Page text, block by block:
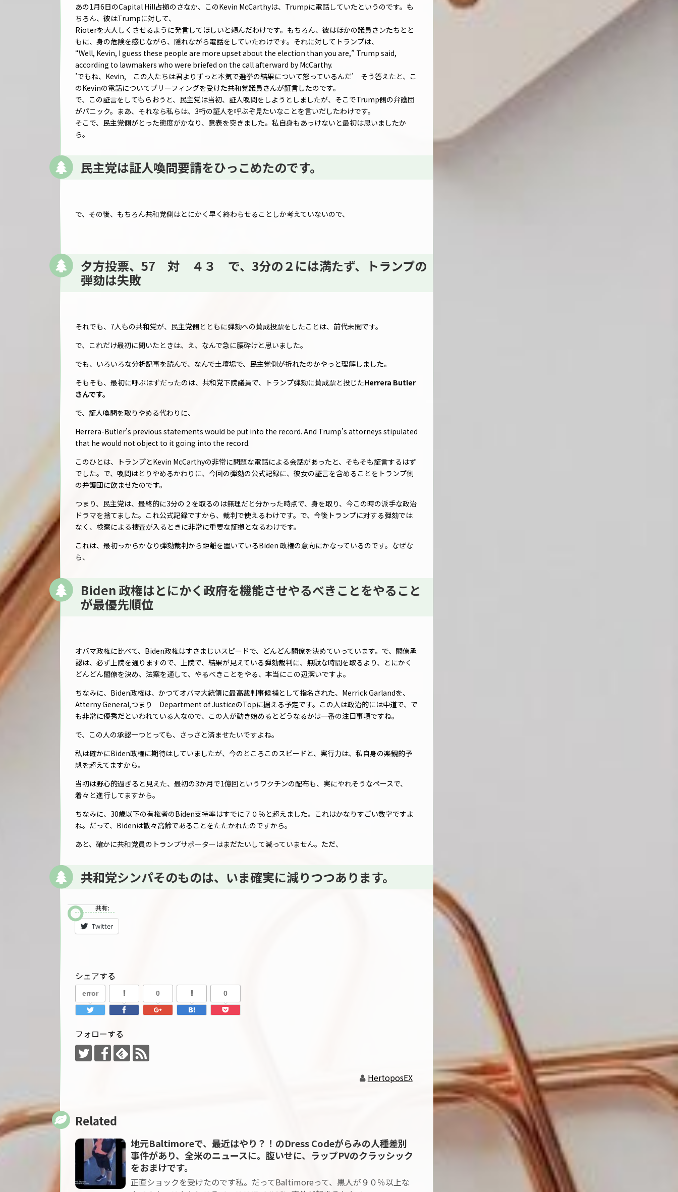
あの1月6日のCapital Hill占拠のさなか、このKevin McCarthyは、Trumpに電話していたというのです。も
ちろん、彼はTrumpに対して、
Rioterを大人しくさせるように発言してほしいと頼んだわけです。もちろん、彼はほかの議員さンたちとと
もに、身の危険を感じながら、隠れながら電話をしていたわけです。それに対してトランプは、
“Well, Kevin, I guess these people are more upset about the election than you are,” Trump said,
according to lawmakers who were briefed on the call afterward by McCarthy.
’でもね、Kevin, この人たちは君よりずっと本気で選挙の結果について怒っているんだ’ そう答えたと、こ
のKevinの電話についてブリーフィングを受けた共和党議員さんが証言したのです。
で、この証言をしてもらおうと、民主党は当初、証人喚問をしようとしましたが、そこでTrump側の弁護団
がパニック。まあ、それなら私らは、3桁の証人を呼ぶぞ見たいなことを言いだしたわけです。
そこで、民主党側がとった態度がかなり、意表を突きました。私自身もあっけないと最初は思いましたか
ら。
民主党は証人喚問要請をひっこめたのです。
で、その後、もちろん共和党側はとにかく早く終わらせることしか考えていないので、
夕方投票、57 対 ４３ で、3分の２には満たず、トランプの
弾劾は失敗
それでも、7人もの共和党が、民主党側とともに弾劾への賛成投票をしたことは、前代未聞です。
で、これだけ最初に聞いたときは、え、なんで急に腰砕けと思いました。
でも、いろいろな分析記事を読んで、なんで土壇場で、民主党側が折れたのかやっと理解しました。
そもそも、最初に呼ぶはずだったのは、共和党下院議員で、トランプ弾劾に賛成票と投じたHerrera Butler
さんです。
で、証人喚問を取りやめる代わりに、
Herrera-Butler’s previous statements would be put into the record. And Trump’s attorneys stipulated
that he would not object to it going into the record.
このひとは、トランプとKevin McCarthyの非常に問題な電話による会話があったと、そもそも証言するはず
でした。で、喚問はとりやめるかわりに、今回の弾劾の公式記録に、彼女の証言を含めることをトランプ側
の弁護団に飲ませたのです。
つまり、民主党は、最終的に3分の２を取るのは無理だと分かった時点で、身を取り、今この時の派手な政治
ドラマを捨てました。これ公式記録ですから、裁判で使えるわけです。で、今後トランプに対する弾劾では
なく、検察による捜査が入るときに非常に重要な証拠となるわけです。
これは、最初っからかなり弾劾裁判から距離を置いているBiden 政権の意向にかなっているのです。なぜな
ら、
Biden 政権はとにかく政府を機能させやるべきことをやること
が最優先順位
オバマ政権に比べて、Biden政権はすさまじいスピードで、どんどん閣僚を決めていっています。で、閣僚承
認は、必ず上院を通りますので、上院で、結果が見えている弾劾裁判に、無駄な時間を取るより、とにかく
どんどん閣僚を決め、法案を通して、やるべきことをやる、本当にこの辺潔いですよ。
ちなみに、Biden政権は、かつてオバマ大統領に最高裁判事候補として指名された、Merrick Garlandを、
Atterny General,つまり Department of JusticeのTopに据える予定です。この人は政治的には中道で、で
も非常に優秀だといわれている人なので、この人が動き始めるとどうなるかは一番の注目事項ですね。
で、この人の承認一つとっても、さっさと済ませたいですよね。
私は確かにBiden政権に期待はしていましたが、今のところこのスピードと、実行力は、私自身の楽観的予
想を超えてますから。
当初は野心的過ぎると見えた、最初の3か月で1億回というワクチンの配布も、実にやれそうなペースで、
着々と進行してますから。
ちなみに、30歳以下の有権者のBiden支持率はすでに７０％と超えました。これはかなりすごい数字ですよ
ね。だって、Bidenは散々高齢であることをたたかれたのですから。
あと、確かに共和党員のトランプサポーターはまだたいして減っていません。ただ、
共和党シンパそのものは、いま確実に減りつつあります。
共有:
Twitter
シェアする
error 0 0
フォローする
HertoposEX
Related
地元Baltimoreで、最近はやり？！のDress Codeがらみの人種差別
事件があり、全米のニュースに。腹いせに、ラップPVのクラッシック
をおまけです。
正直ショックを受けたのです私。だってBaltimoreって、黒人が９０％以上な